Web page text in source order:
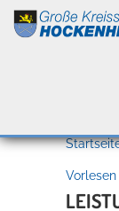
Vorlesen